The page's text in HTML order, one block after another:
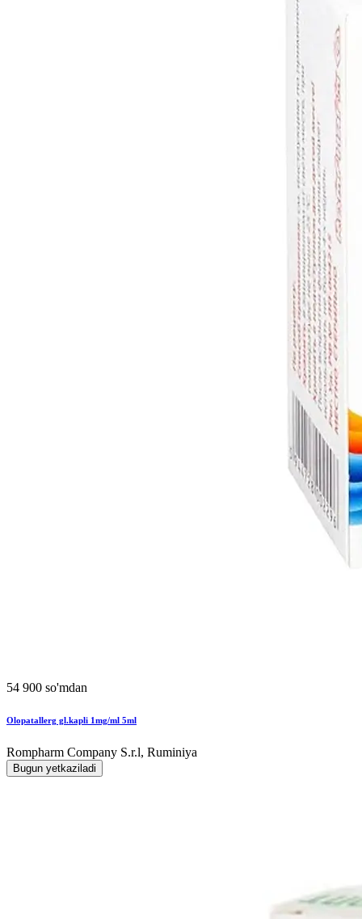
54 900 so'mdan
Olopatallerg gl.kapli 1mg/ml 5ml
Rompharm Company S.r.l, Ruminiya
Bugun yetkaziladi